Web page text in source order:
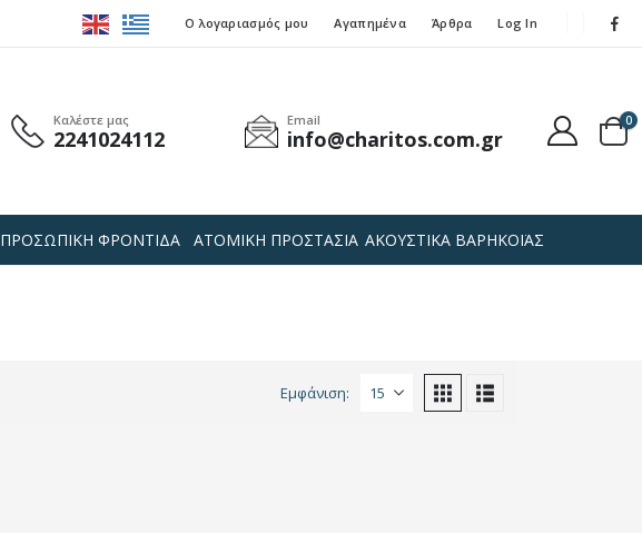
Ο λογαριασμός μου Αγαπημένα Άρθρα Log In
Καλέστε μας
2241024112
Email
info@charitos.com.gr
0
ΠΡΟΣΩΠΙΚΗ ΦΡΟΝΤΙΔΑ ΑΤΟΜΙΚΗ ΠΡΟΣΤΑΣΙΑ ΑΚΟΥΣΤΙΚΑ ΒΑΡΗΚΟΪΑΣ
Εμφάνιση: